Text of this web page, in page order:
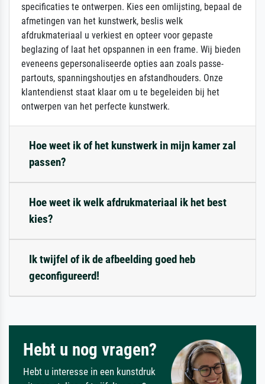
specificaties te ontwerpen. Kies een omlijsting, bepaal de
afmetingen van het kunstwerk, beslis welk
afdrukmateriaal u verkiest en opteer voor gepaste
beglazing of laat het opspannen in een frame. Wij bieden
eveneens gepersonaliseerde opties aan zoals passe-
partouts, spanningshoutjes en afstandhouders. Onze
klantendienst staat klaar om u te begeleiden bij het
ontwerpen van het perfecte kunstwerk.
Hoe weet ik of het kunstwerk in mijn kamer zal
passen?
Hoe weet ik welk afdrukmateriaal ik het best
kies?
Ik twijfel of ik de afbeelding goed heb
geconfigureerd!
Hebt u nog vragen?
Hebt u interesse in een kunstdruk